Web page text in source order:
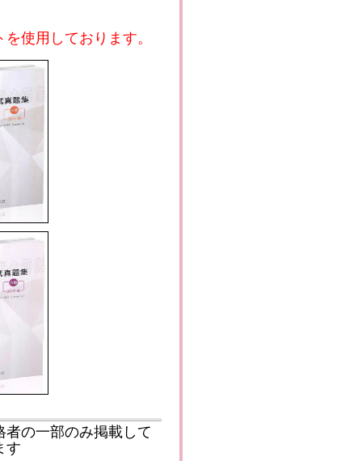
使用しております。
者の一部のみ掲載して
す